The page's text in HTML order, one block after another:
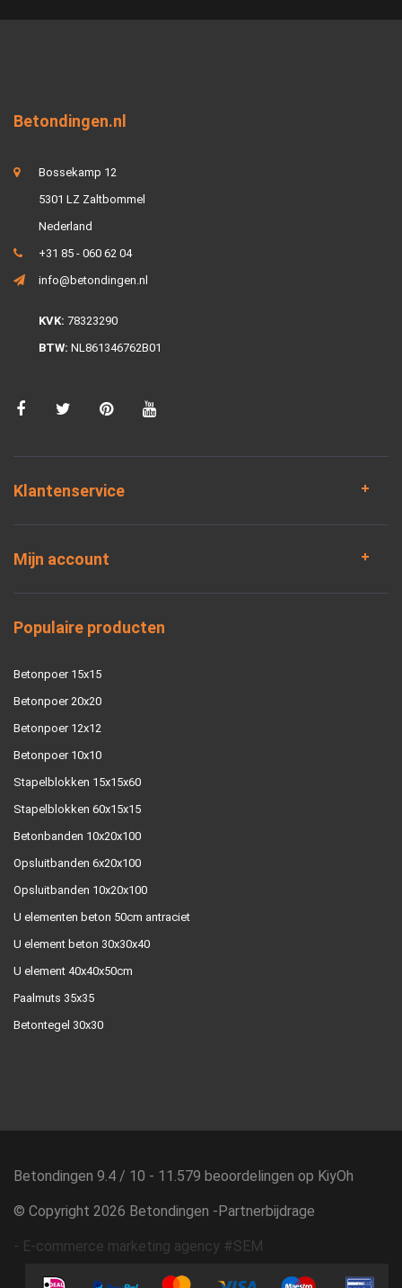
Betondingen.nl
Bossekamp 12
5301 LZ Zaltbommel
Nederland
+31 85 - 060 62 04
info@betondingen.nl
KVK: 78323290
BTW: NL861346762B01
Klantenservice
Mijn account
Populaire producten
Betonpoer 15x15
Betonpoer 20x20
Betonpoer 12x12
Betonpoer 10x10
Stapelblokken 15x15x60
Stapelblokken 60x15x15
Betonbanden 10x20x100
Opsluitbanden 6x20x100
Opsluitbanden 10x20x100
U elementen beton 50cm antraciet
U element beton 30x30x40
U element 40x40x50cm
Paalmuts 35x35
Betontegel 30x30
Betondingen 9.4 / 10 - 11.579 beoordelingen op KiyOh
© Copyright 2026 Betondingen - Partnerbijdrage
- E-commerce marketing agency #SEM